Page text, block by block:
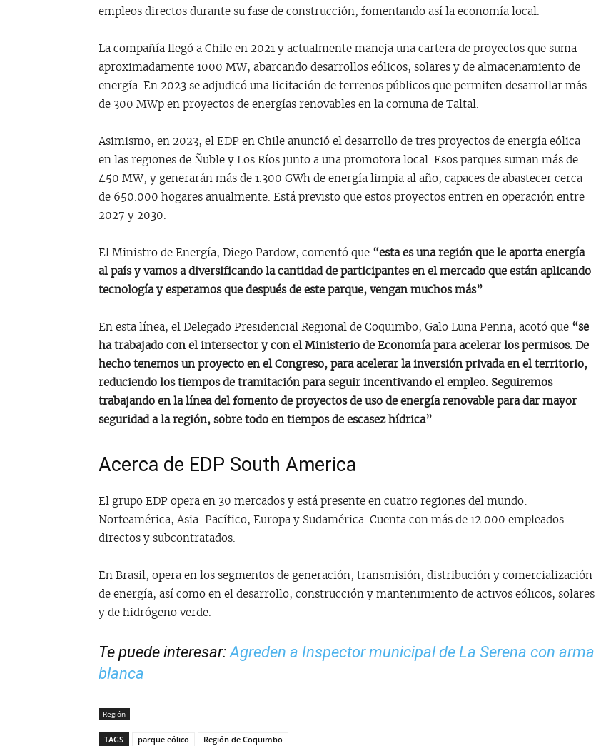
empleos directos durante su fase de construcción, fomentando así la economía local.
La compañía llegó a Chile en 2021 y actualmente maneja una cartera de proyectos que suma
aproximadamente 1000 MW, abarcando desarrollos eólicos, solares y de almacenamiento de
energía. En 2023 se adjudicó una licitación de terrenos públicos que permiten desarrollar más
de 300 MWp en proyectos de energías renovables en la comuna de Taltal.
Asimismo, en 2023, el EDP en Chile anunció el desarrollo de tres proyectos de energía eólica
en las regiones de Ñuble y Los Ríos junto a una promotora local. Esos parques suman más de
450 MW, y generarán más de 1.300 GWh de energía limpia al año, capaces de abastecer cerca
de 650.000 hogares anualmente. Está previsto que estos proyectos entren en operación entre
2027 y 2030.
El Ministro de Energía, Diego Pardow, comentó que “esta es una región que le aporta energía
al país y vamos a diversificando la cantidad de participantes en el mercado que están aplicando
tecnología y esperamos que después de este parque, vengan muchos más”.
En esta línea, el Delegado Presidencial Regional de Coquimbo, Galo Luna Penna, acotó que “se
ha trabajado con el intersector y con el Ministerio de Economía para acelerar los permisos. De
hecho tenemos un proyecto en el Congreso, para acelerar la inversión privada en el territorio,
reduciendo los tiempos de tramitación para seguir incentivando el empleo. Seguiremos
trabajando en la línea del fomento de proyectos de uso de energía renovable para dar mayor
seguridad a la región, sobre todo en tiempos de escasez hídrica”.
Acerca de EDP South America
El grupo EDP opera en 30 mercados y está presente en cuatro regiones del mundo:
Norteamérica, Asia-Pacífico, Europa y Sudamérica. Cuenta con más de 12.000 empleados
directos y subcontratados.
En Brasil, opera en los segmentos de generación, transmisión, distribución y comercialización
de energía, así como en el desarrollo, construcción y mantenimiento de activos eólicos, solares
y de hidrógeno verde.
Te puede interesar:Agreden a Inspector municipal de La Serena con arma
blanca
Región
TAGS parque eólico Región de Coquimbo